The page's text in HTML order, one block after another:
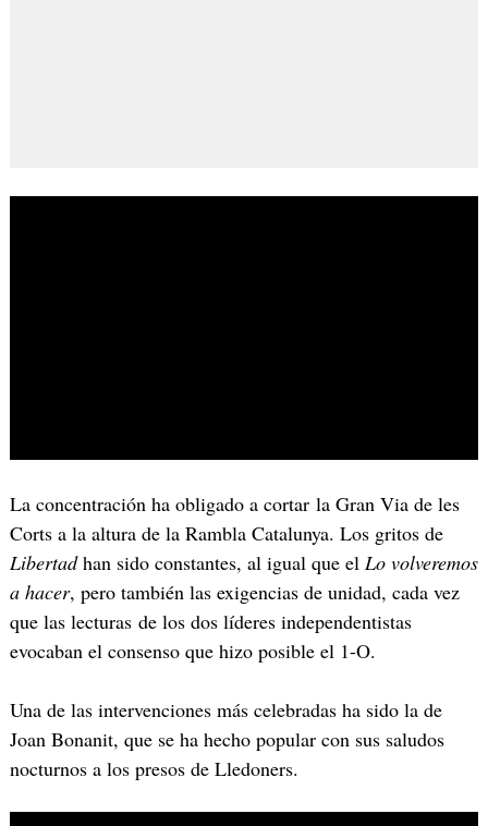
La concentración ha obligado a cortar la Gran Via de les
Corts a la altura de la Rambla Catalunya. Los gritos de
Libertadhan sido constantes, al igual que el Lo volveremos
a hacer, pero también las exigencias de unidad, cada vez
que las lecturas de los dos líderes independentistas
evocaban el consenso que hizo posible el 1-O.
Una de las intervenciones más celebradas ha sido la de
Joan Bonanit, que se ha hecho popular con sus saludos
nocturnos a los presos de Lledoners.